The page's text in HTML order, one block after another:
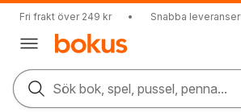
Fri frakt över 249 kr • Snabba leveranser
Sök bok, spel, pussel, penna...